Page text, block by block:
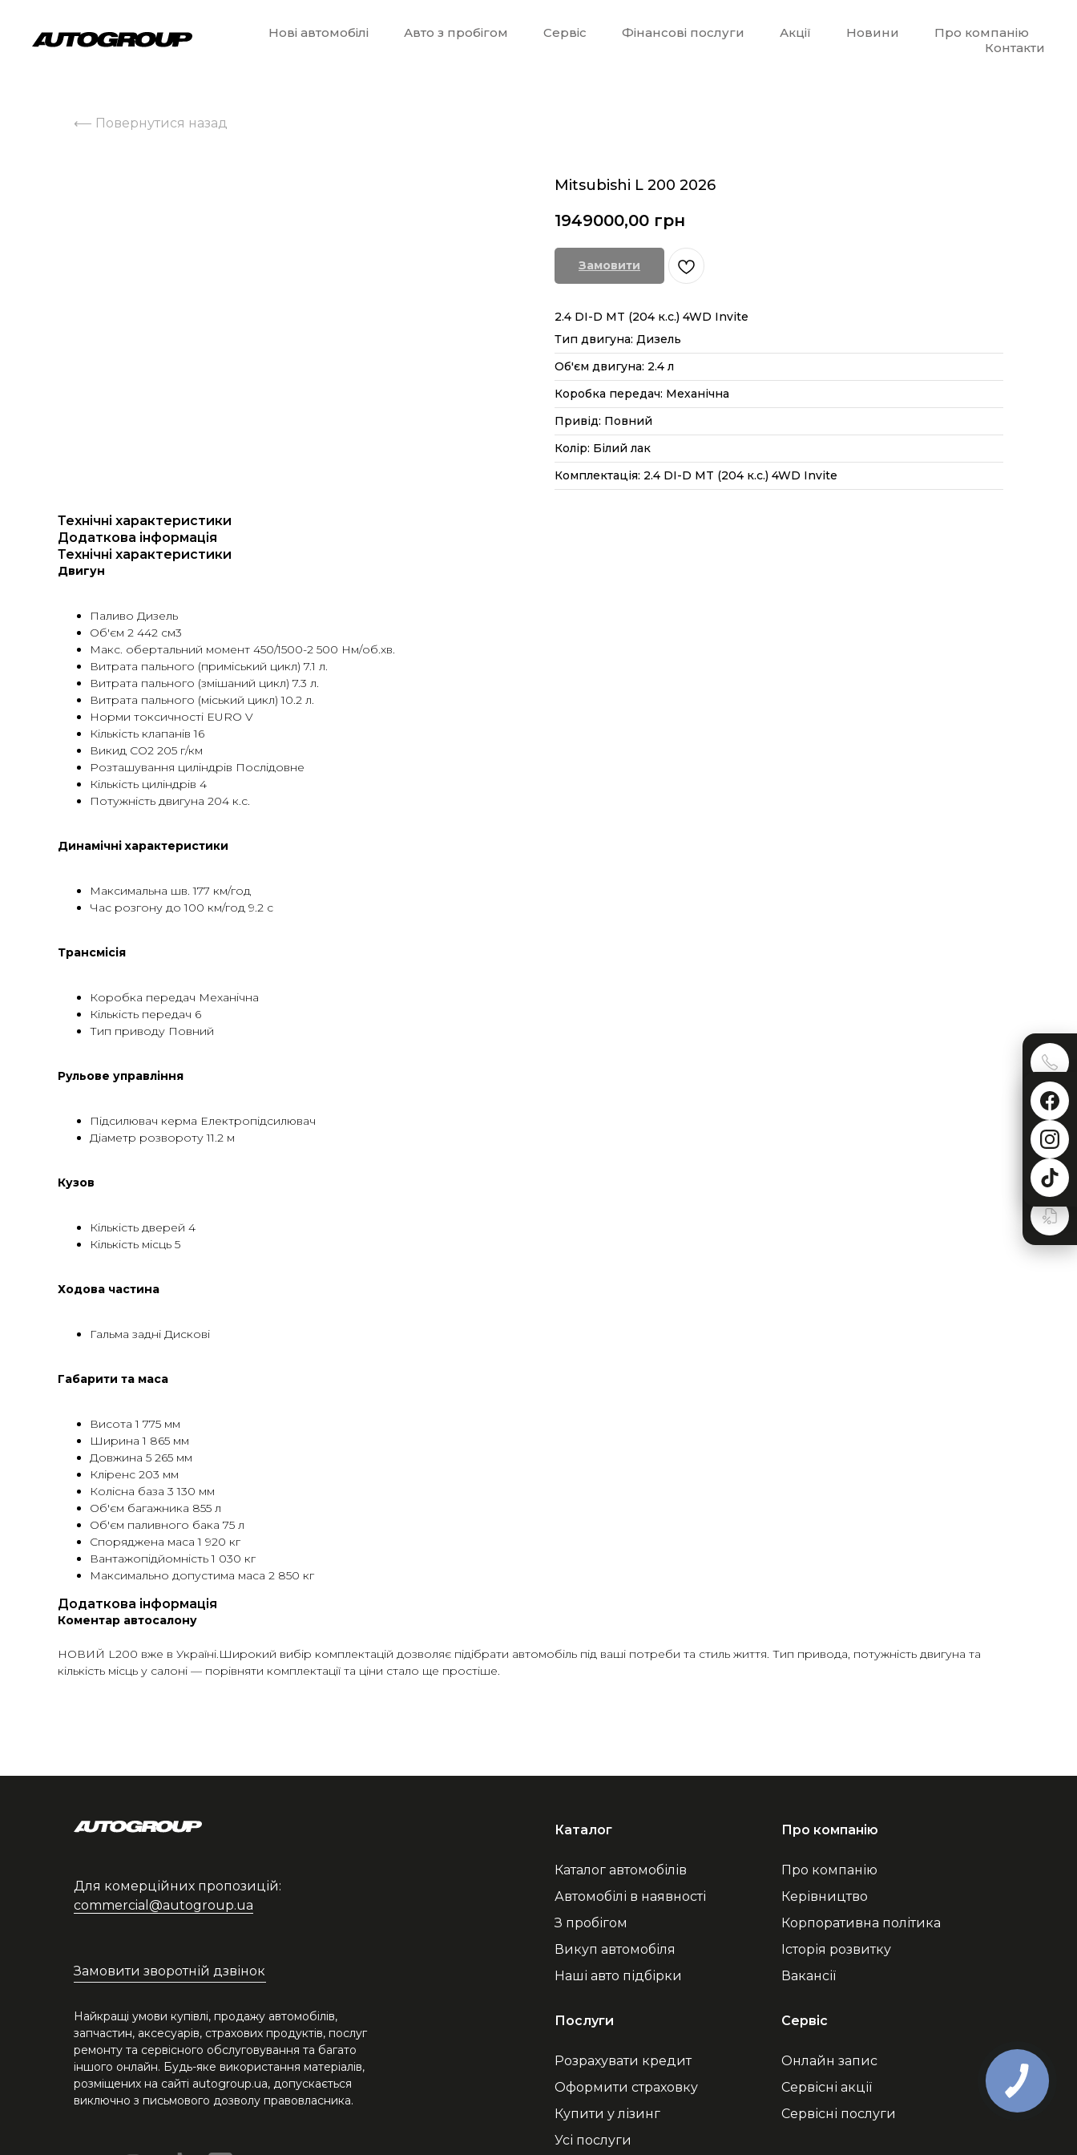
Нові автомобілі Авто з пробігом Сервіс Фінансові послуги Акції Новини
Про компанію
Контакти
⟵ Повернутися назад
Mitsubishi L 200 2026
1949000,00 грн
Замовити
2.4 DI-D MT (204 к.с.) 4WD Invite
Тип двигуна: Дизель
Об'єм двигуна: 2.4 л
Коробка передач: Механічна
Привід: Повний
Колір: Білий лак
Комплектація: 2.4 DI-D MT (204 к.с.) 4WD Invite
Технічні характеристики
Додаткова інформація
Технічні характеристики
Двигун
Паливо Дизель
Об'єм 2 442 см3
Макс. обертальний момент 450/1500-2 500 Нм/об.хв.
Витрата пального (приміський цикл) 7.1 л.
Витрата пального (змішаний цикл) 7.3 л.
Витрата пального (міський цикл) 10.2 л.
Норми токсичностi EURO V
Кількість клапанів 16
Викид CO2 205 г/км
Розташування циліндрів Послідовне
Кількість циліндрів 4
Потужність двигуна 204 к.с.
Динамічні характеристики
Максимальна шв. 177 км/год
Час розгону до 100 км/год 9.2 с
Трансмісія
Коробка передач Механічна
Кількість передач 6
Тип приводу Повний
Рульове управління
Підсилювач керма Електропідсилювач
Діаметр розвороту 11.2 м
Кузов
Кількість дверей 4
Кількість місць 5
Ходова частина
Гальма задні Дискові
Габарити та маса
Висота 1 775 мм
Ширина 1 865 мм
Довжина 5 265 мм
Кліренс 203 мм
Колісна база 3 130 мм
Об'єм багажника 855 л
Об'єм паливного бака 75 л
Споряджена маса 1 920 кг
Вантажопідйомність 1 030 кг
Максимально допустима маса 2 850 кг
Додаткова інформація
Коментар автосалону
НОВИЙ L200 вже в Україні.Широкий вибір комплектацій дозволяє підібрати автомобіль під ваші потреби та стиль життя. Тип привода, потужність двигуна та
кількість місць у салоні — порівняти комплектації та ціни стало ще простіше.
Замовити зворотній дзвінок
Найкращі умови купівлі, продажу автомобілів,
запчастин, аксесуарів, страхових продуктів, послуг
ремонту та сервісного обслуговування та багато
іншого онлайн. Будь-яке використання матеріалів,
розміщених на сайті autogroup.ua, допускається
виключно з письмового дозволу правовласника.
Каталог автомобілів
З пробігом
Автомобілі в наявності
Викуп автомобіля
Наші авто підбірки
Каталог
Онлайн запис
Сервісні послуги
Сервісні акції
Сервіс
Про компанію
Корпоративна політика
Керівництво
Історія розвитку
Вакансії
Про компанію
Купити у лізинг
Оформити страховку
Усі послуги
Послуги
Розрахувати кредит
Для комерційних пропозицій:
commercial@autogroup.ua